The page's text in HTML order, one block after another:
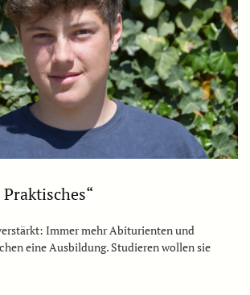
Immer mehr Abiturienten und
eine Ausbildung. Studieren wollen sie